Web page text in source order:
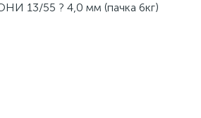
13/55 ? 4,0 мм (пачка 6кг)